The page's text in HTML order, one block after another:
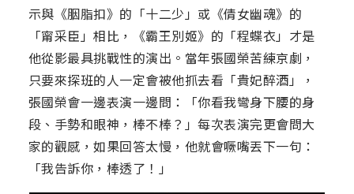
示與《胭脂扣》的「十二少」或《倩女幽魂》的
「甯采臣」相比，《霸王別姬》的「程蝶衣」才是
他從影最具挑戰性的演出。當年張國榮苦練京劇，
只要來探班的人一定會被他抓去看「貴妃醉酒」，
張國榮會一邊表演一邊問：「你看我彎身下腰的身
段、手勢和眼神，棒不棒？」每次表演完更會問大
家的觀感，如果回答太慢，他就會噘嘴丟下一句：
「我告訴你，棒透了！」